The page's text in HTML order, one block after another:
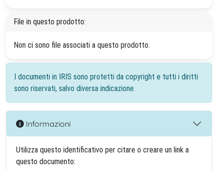
File in questo prodotto:
Non ci sono file associati a questo prodotto.
I documenti in IRIS sono protetti da copyright e tutti i diritti
sono riservati, salvo diversa indicazione.
Informazioni
Utilizza questo identificativo per citare o creare un link a
questo documento: